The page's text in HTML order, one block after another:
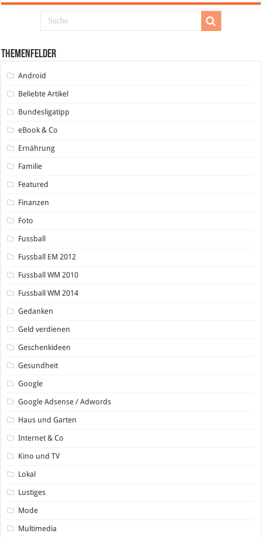
Themenfelder
Android
Beliebte Artikel
Bundesligatipp
eBook & Co
Ernährung
Familie
Featured
Finanzen
Foto
Fussball
Fussball EM 2012
Fussball WM 2010
Fussball WM 2014
Gedanken
Geld verdienen
Geschenkideen
Gesundheit
Google
Google Adsense / Adwords
Haus und Garten
Internet & Co
Kino und TV
Lokal
Lustiges
Mode
Multimedia